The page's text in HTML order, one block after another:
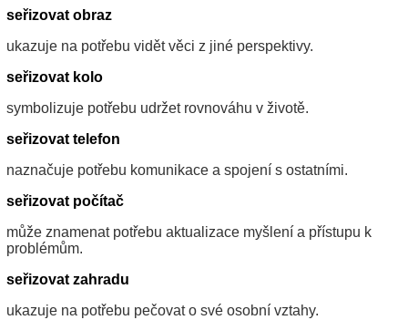
seřizovat obraz
ukazuje na potřebu vidět věci z jiné perspektivy.
seřizovat kolo
symbolizuje potřebu udržet rovnováhu v životě.
seřizovat telefon
naznačuje potřebu komunikace a spojení s ostatními.
seřizovat počítač
může znamenat potřebu aktualizace myšlení a přístupu k
problémům.
seřizovat zahradu
ukazuje na potřebu pečovat o své osobní vztahy.